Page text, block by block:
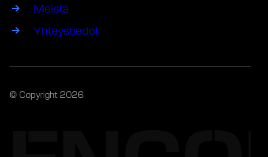
Meistä
Yhteystiedot
© Copyright 2026